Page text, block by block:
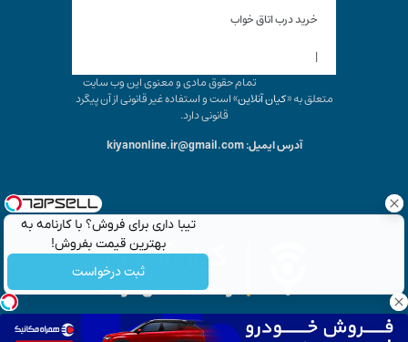
تیبا داری برای فروش؟ با کارنامه به
بهترین قیمت بفروش!
ثبت درخواست
خرید درب اتاق خواب
|
تمام حقوق مادی و معنوی این وب سایت
متعلق به «کیان آنلاین» است و استفاده غیر قانونی از آن پیگرد
قانونی دارد.
آدرس ایمیل: kiyanonline.ir@gmail.com